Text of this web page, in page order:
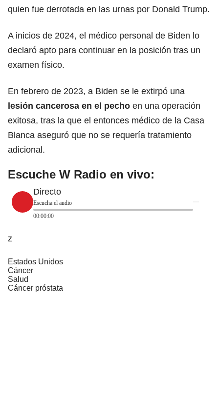
quien fue derrotada en las urnas por Donald Trump.
A inicios de 2024, el médico personal de Biden lo
declaró apto para continuar en la posición tras un
examen físico.
En febrero de 2023, a Biden se le extirpó una
lesión cancerosa en el pecho en una operación
exitosa, tras la que el entonces médico de la Casa
Blanca aseguró que no se requería tratamiento
adicional.
Escuche W Radio en vivo:
Directo
Escucha el audio
00:00:00
z
Estados Unidos
Cáncer
Salud
Cáncer próstata